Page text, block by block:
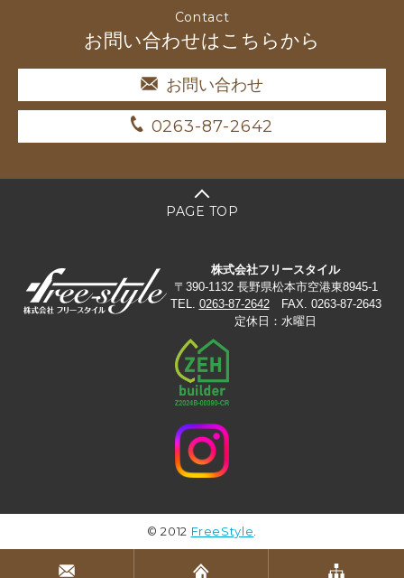
Contact
お問い合わせはこちらから
お問い合わせ
0263-87-2642
PAGE TOP
株式会社フリースタイル
〒390-1132 長野県松本市空港東8945-1
TEL. 0263-87-2642FAX. 0263-87-2643
定休日：水曜日
© 2012 FreeStyle.